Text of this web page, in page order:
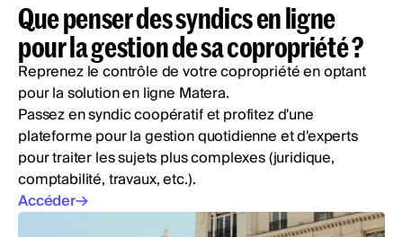
Que penser des syndics en ligne
pour la gestion de sa copropriété ?
Reprenez le contrôle de votre copropriété en optant
pour la solution en ligne Matera.
Passez en syndic coopératif et profitez d'une
plateforme pour la gestion quotidienne et d'experts
pour traiter les sujets plus complexes (juridique,
comptabilité, travaux, etc.).
Accéder